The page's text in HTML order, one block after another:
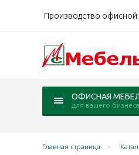
Производство
ОФИСНАЯ
для вашего бизнеса
Главная страница